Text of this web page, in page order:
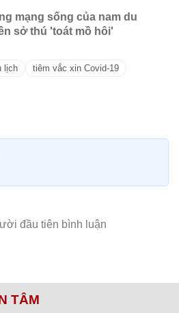
mạng sống của nam du
sở thú 'toát mồ hôi'
lịch
tiêm vắc xin Covid-19
TÂM